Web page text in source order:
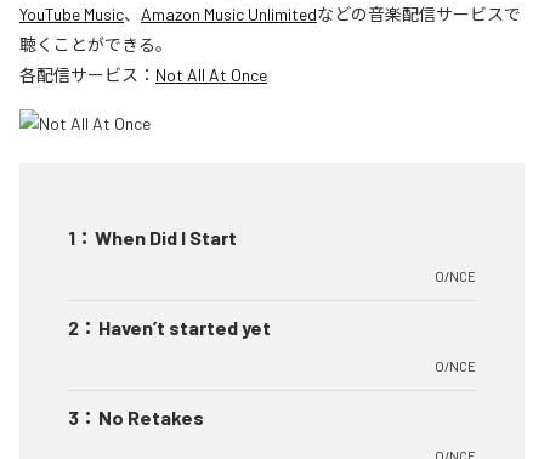
YouTube Music、 Amazon Music Unlimitedなどの音楽配信サービスで
聴くことができる。
各配信サービス： Not All At Once
1 ： When Did I Start
O/NCE
2 ： Haven’t started yet
O/NCE
3 ： No Retakes